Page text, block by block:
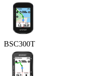
BSC300T